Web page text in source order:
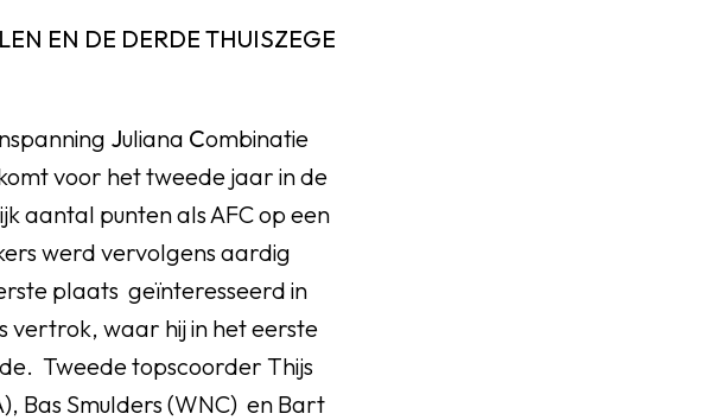
EN DE DERDE THUISZEGE
Juliana Combinatie
voor het tweede jaar in de
aantal punten als AFC op een
werd vervolgens aardig
plaats geïnteresseerd in
vertrok, waar hij in het eerste
Tweede topscoorder Thijs
Bas Smulders (WNC) en Bart